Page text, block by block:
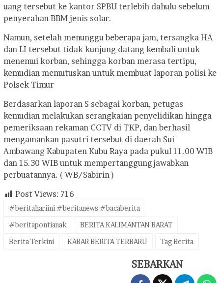
uang tersebut ke kantor SPBU terlebih dahulu sebelum
penyerahan BBM jenis solar.
Namun, setelah menunggu beberapa jam, tersangka HA
dan LI tersebut tidak kunjung datang kembali untuk
menemui korban, sehingga korban merasa tertipu,
kemudian memutuskan untuk membuat laporan polisi ke
Polsek Timur
Berdasarkan laporan S sebagai korban, petugas
kemudian melakukan serangkaian penyelidikan hingga
pemeriksaan rekaman CCTV di TKP, dan berhasil
mengamankan pasutri tersebut di daerah Sui
Ambawang Kabupaten Kubu Raya pada pukul 11.00 WIB
dan 15.30 WIB untuk mempertanggungjawabkan
perbuatannya. ( WB/Sabirin )
Post Views: 716
#beritahariini #beritanews #bacaberita
#beritapontianak
BERITA KALIMANTAN BARAT
Berita Terkini
KABAR BERITA TERBARU Tag Berita
SEBARKAN